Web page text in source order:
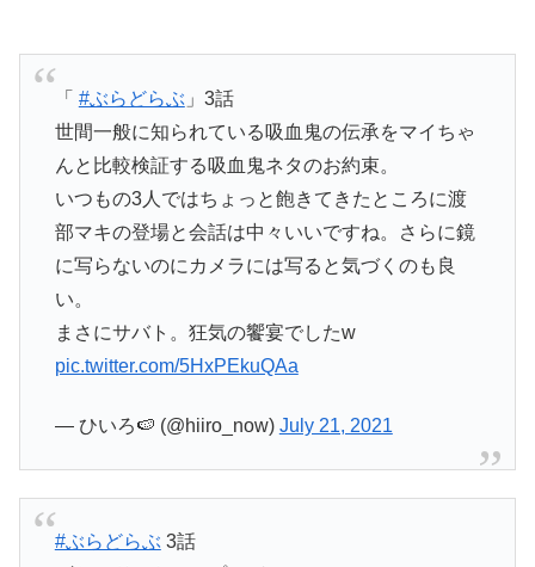
「 #ぶらどらぶ 」3話
世間一般に知られている吸血鬼の伝承をマイちゃ
んと比較検証する吸血鬼ネタのお約束。
いつもの3人ではちょっと飽きてきたところに渡
部マキの登場と会話は中々いいですね。さらに鏡
に写らないのにカメラには写ると気づくのも良
い。
まさにサバト。狂気の饗宴でしたw
pic.twitter.com/5HxPEkuQAa
— ひいろ🍉 (@hiiro_now) July 21, 2021
#ぶらどらぶ 3話